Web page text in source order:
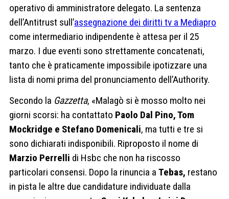
operativo di amministratore delegato. La sentenza
dell’Antitrust sull’assegnazione dei diritti tv a Mediapro
come intermediario indipendente è attesa per il 25
marzo. I due eventi sono strettamente concatenati,
tanto che è praticamente impossibile ipotizzare una
lista di nomi prima del pronunciamento dell’Authority.
Secondo la Gazzetta, «Malagò si è mosso molto nei
giorni scorsi: ha contattato Paolo Dal Pino, Tom
Mockridge e Stefano Domenicali, ma tutti e tre si
sono dichiarati indisponibili. Riproposto il nome di
Marzio Perrelli di Hsbc che non ha riscosso
particolari consensi. Dopo la rinuncia a Tebas, restano
in pista le altre due candidature individuate dalla